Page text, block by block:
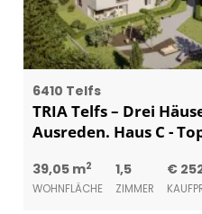
6410 Telfs
TRIA Telfs – Drei
Ausreden. Haus C -
39,05 m2
WOHNFLÄCHE
1,5
ZIMMER
€